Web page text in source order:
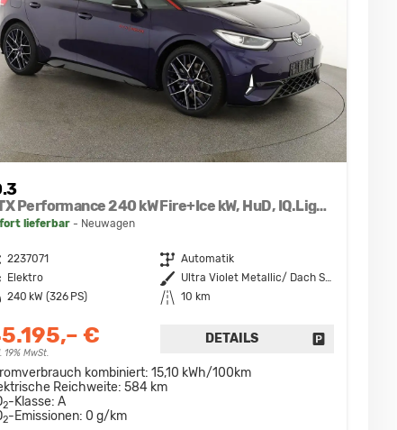
PARKEN ODER VERGLEICHEN
GTX Performance 240 kW Fire+Ice kW, HuD, IQ.Light, H&K, Wärmepumpe, 20-Zoll, 4 J.-Garantie
lieferbar Neuwagen
2237071 Getriebe Automatik
Elektro Außenfarbe
Ultra Violet Metallic/ Dach Schwarz
240 kW (326 PS) Kilometerstand 10 km
€
19% MwSt.
DETAILS
kombiniert: 15,10 kWh/100km
Reichweite: 584 km
2-Klasse: A
2-Emissionen: 0 g/km